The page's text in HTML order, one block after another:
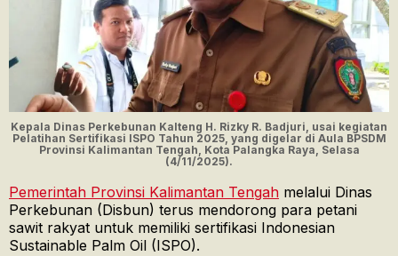
Kepala Dinas Perkebunan Kalteng H. Rizky R. Badjuri, usai kegiatan
Pelatihan Sertifikasi ISPO Tahun 2025, yang digelar di Aula BPSDM
Provinsi Kalimantan Tengah, Kota Palangka Raya, Selasa
(4/11/2025).
Pemerintah Provinsi Kalimantan Tengah melalui Dinas
Perkebunan (Disbun) terus mendorong para petani
sawit rakyat untuk memiliki sertifikasi Indonesian
Sustainable Palm Oil (ISPO).